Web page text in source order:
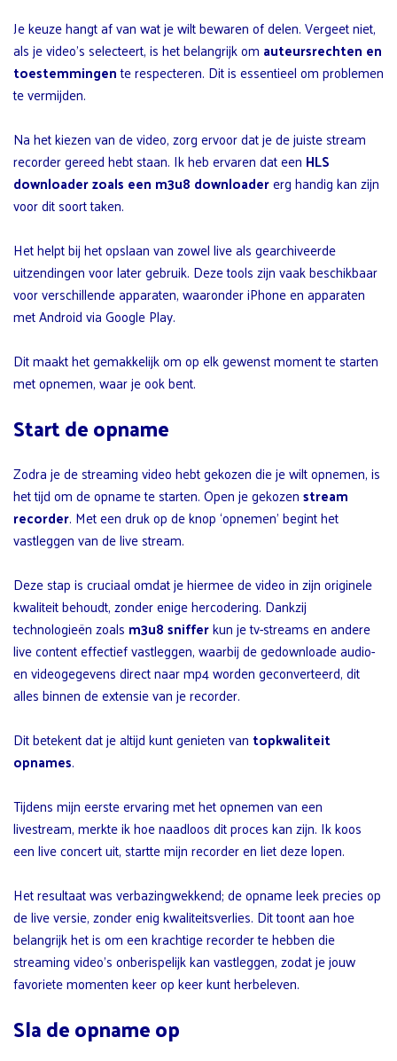
Je keuze hangt af van wat je wilt bewaren of delen. Vergeet niet,
als je video’s selecteert, is het belangrijk om auteursrechten en
toestemmingente respecteren. Dit is essentieel om problemen
te vermijden.
Na het kiezen van de video, zorg ervoor dat je de juiste stream
recorder gereed hebt staan. Ik heb ervaren dat een HLS
downloader zoals een m3u8 downloadererg handig kan zijn
voor dit soort taken.
Het helpt bij het opslaan van zowel live als gearchiveerde
uitzendingen voor later gebruik. Deze tools zijn vaak beschikbaar
voor verschillende apparaten, waaronder iPhone en apparaten
met Android via Google Play.
Dit maakt het gemakkelijk om op elk gewenst moment te starten
met opnemen, waar je ook bent.
Start de opname
Zodra je de streaming video hebt gekozen die je wilt opnemen, is
het tijd om de opname te starten. Open je gekozenstream
recorder. Met een druk op de knop ‘opnemen’ begint het
vastleggen van de live stream.
Deze stap is cruciaal omdat je hiermee de video in zijn originele
kwaliteit behoudt, zonder enige hercodering. Dankzij
technologieën zoals m3u8 snifferkun je tv-streams en andere
live content effectief vastleggen, waarbij de gedownloade audio-
en videogegevens direct naar mp4 worden geconverteerd, dit
alles binnen de extensie van je recorder.
Dit betekent dat je altijd kunt genieten van topkwaliteit
opnames.
Tijdens mijn eerste ervaring met het opnemen van een
livestream, merkte ik hoe naadloos dit proces kan zijn. Ik koos
een live concert uit, startte mijn recorder en liet deze lopen.
Het resultaat was verbazingwekkend; de opname leek precies op
de live versie, zonder enig kwaliteitsverlies. Dit toont aan hoe
belangrijk het is om een krachtige recorder te hebben die
streaming video’s onberispelijk kan vastleggen, zodat je jouw
favoriete momenten keer op keer kunt herbeleven.
Sla de opname op